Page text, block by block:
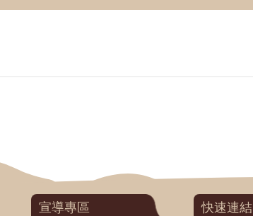
宣導專區 快速連結